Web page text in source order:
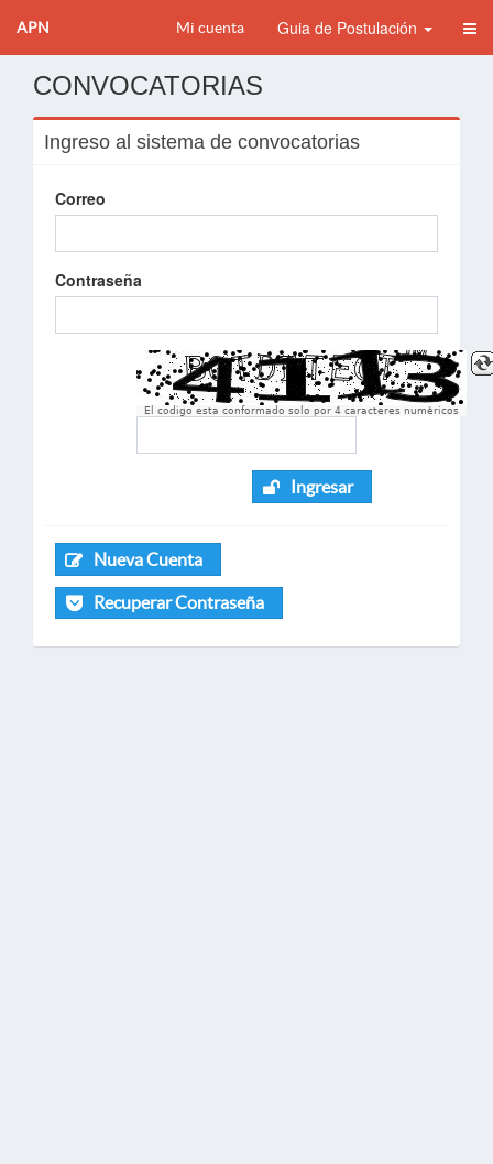
APN Mi cuenta Guia de Postulación
CONVOCATORIAS
Ingreso al sistema de convocatorias
Correo
Contraseña
El codigo esta conformado solo por 4 caracteres numèricos
Ingresar
Nueva Cuenta
Recuperar Contraseña